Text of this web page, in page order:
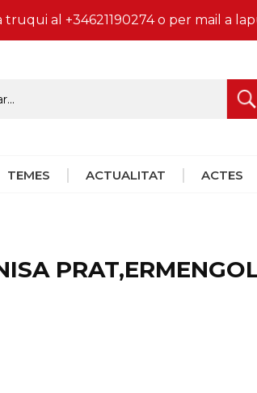
al +34621190274 o per mail a
TEMES ACTUALITAT ACTES